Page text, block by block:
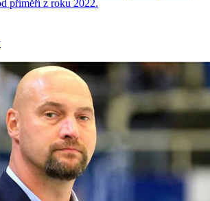
příměří z roku 2022.